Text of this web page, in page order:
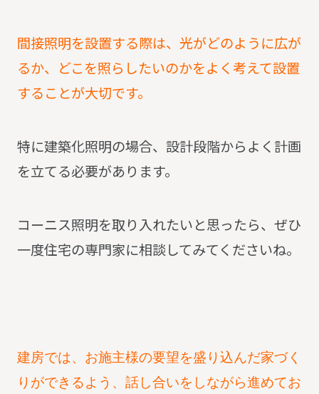
間接照明を設置する際は、光がどのように広が
るか、どこを照らしたいのかをよく考えて設置
することが大切です。
特に建築化照明の場合、設計段階からよく計画
を立てる必要があります。
コーニス照明を取り入れたいと思ったら、ぜひ
一度住宅の専門家に相談してみてくださいね。
建房では、お施主様の要望を盛り込んだ家づく
りができるよう、話し合いをしながら進めてお